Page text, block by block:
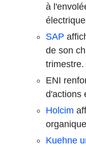
à
SAP
de son
trimestre.
ENI
d'actions
Holcim
Kuehne